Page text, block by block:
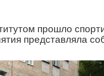
прошло
представляла